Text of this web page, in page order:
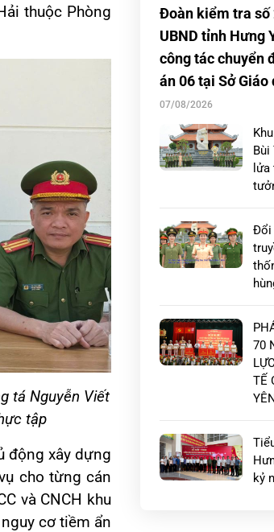
thuộc Phòng
tá Nguyễn Viết
tập
động xây dựng
cho từng cán
và CNCH khu
cơ tiềm ẩn
Đoàn kiểm tra số
UBND tỉnh Hưng
công tác chuyển
án 06 tại Sở
07/08/2026
Bùi
Đổi
70
TẾ
kỷ